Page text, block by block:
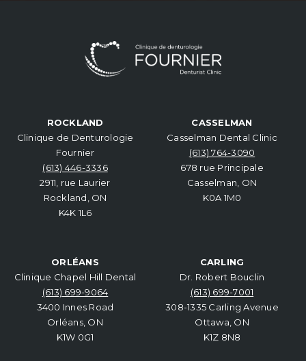
ROCKLAND
Clinique de Denturologie
Fournier
(613) 446-3336
2911, rue Laurier
Rockland, ON
K4K 1L6
CASSELMAN
Casselman Dental Clinic
(613) 764-3090
678 rue Principale
Casselman, ON
K0A 1M0
ORLÉANS
Clinique Chapel Hill Dental
(613) 699-9064
3400 Innes Road
Orléans, ON
K1W 0G1
CARLING
Dr. Robert Bouclin
(613) 699-7001
308-1335 Carling Avenue
Ottawa, ON
K1Z 8N8